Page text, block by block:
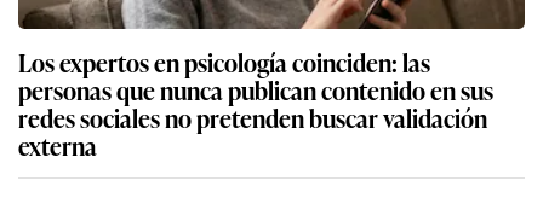
Los expertos en psicología coinciden: las
personas que nunca publican contenido en sus
redes sociales no pretenden buscar validación
externa